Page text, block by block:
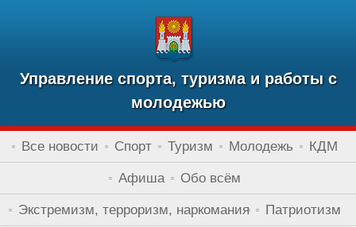
Управление спорта, туризма и работы с
молодежью
Все новости Спорт Туризм Молодежь КДМ
Афиша Обо всём
Экстремизм, терроризм, наркомания Патриотизм